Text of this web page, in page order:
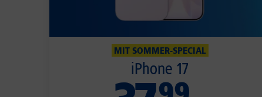
MIT SOMMER-SPECIAL
iPhone 17